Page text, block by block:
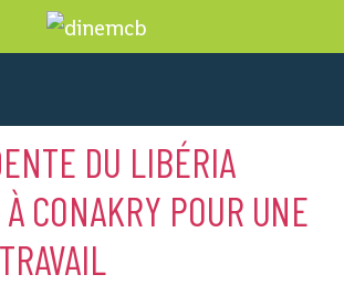
DU LIBÉRIA
CONAKRY POUR UNE